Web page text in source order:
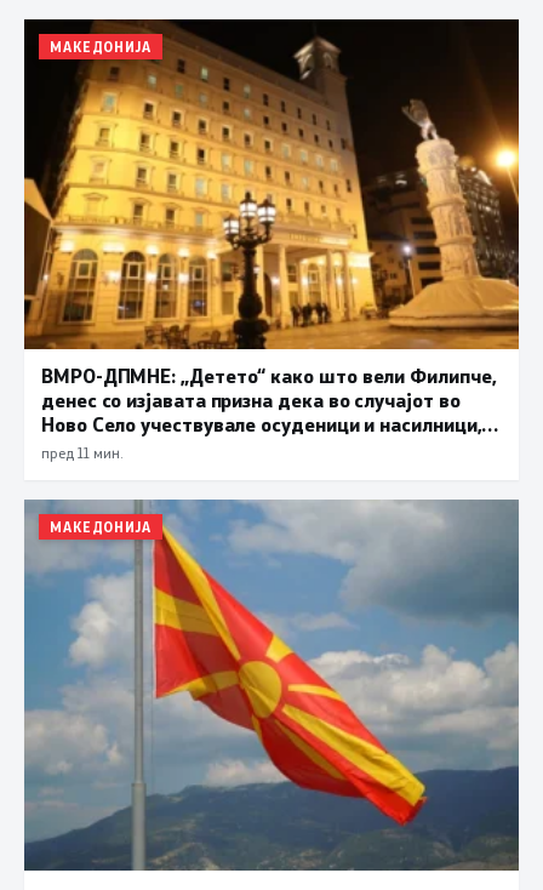
МАКЕДОНИЈА
ВМРО-ДПМНЕ: „Детето“ како што вели Филипче,
денес со изјавата призна дека во случајот во
Ново Село учествувале осуденици и насилници,
ова е талогот на Македонија
пред 11 мин.
МАКЕДОНИЈА